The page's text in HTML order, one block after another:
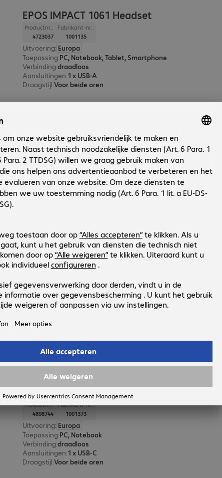
EPOS IMPACT 1061 Headset
Productnr.:
4723037
Fabrikant-nr.:
1001135
Uitvoering: Europa
Toepassing:PC, Notebook, Tablet, Smartphone
Verbinding:draadloos
Aansluitingen:1 x USB-A
Draagstijl:Voor beide oren
EPOS IMPACT 1061T ANC Headset
Productnr.:
4724436
Fabrikant-nr.:
1001171
Uitvoering:Europa
Toepassing:PC, Notebook, Tablet, Smartphone
Verbinding:draadloos
EPOS IMPACT 730 Headset
4793122
1001211
Uitvoering: Europa
Toepassing :PC, Notebook
Aansluitingen
EPOS ADAPT 660 BT USB C Headset
Productnr.:
4898744
Fabrikant-nr.:
1001373
Uitvoering: Europa
Toepassing:PC, Notebook
Verbinding:draadloos
Aansluitingen:1 x USB-C
Draagstijl:Voor beide oren